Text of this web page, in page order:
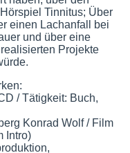
Tinnitus; Über
einen Lachanfall bei
und über eine
Projekte
/ Tätigkeit: Buch,
Konrad Wolf / Film
Intro)